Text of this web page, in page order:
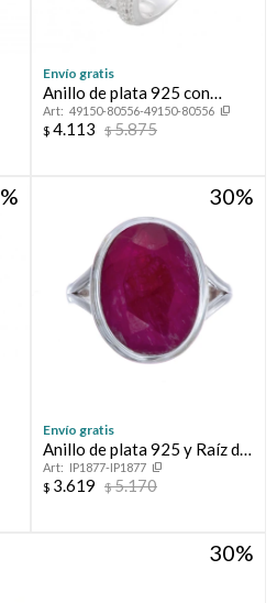
Envío gratis
Anillo de plata 925 con
circonias, LAZO.
49150-80556-49150-80556
$ 4.113 $5.875
30
Envío gratis
Anillo de plata 925 y Raíz de
RubíIP1877-IP1877
$ 3.619 $5.170
30